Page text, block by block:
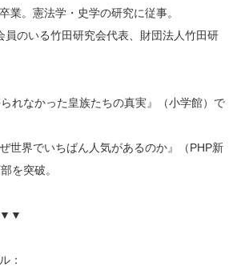
業。憲法学・史学の研究に従事。
員のいる竹田研究会代表、財団法人竹田研
れなかった皇族たちの真実』（小学館）で
世界でいちばん人気があるのか』（PHP新
を突破。
：